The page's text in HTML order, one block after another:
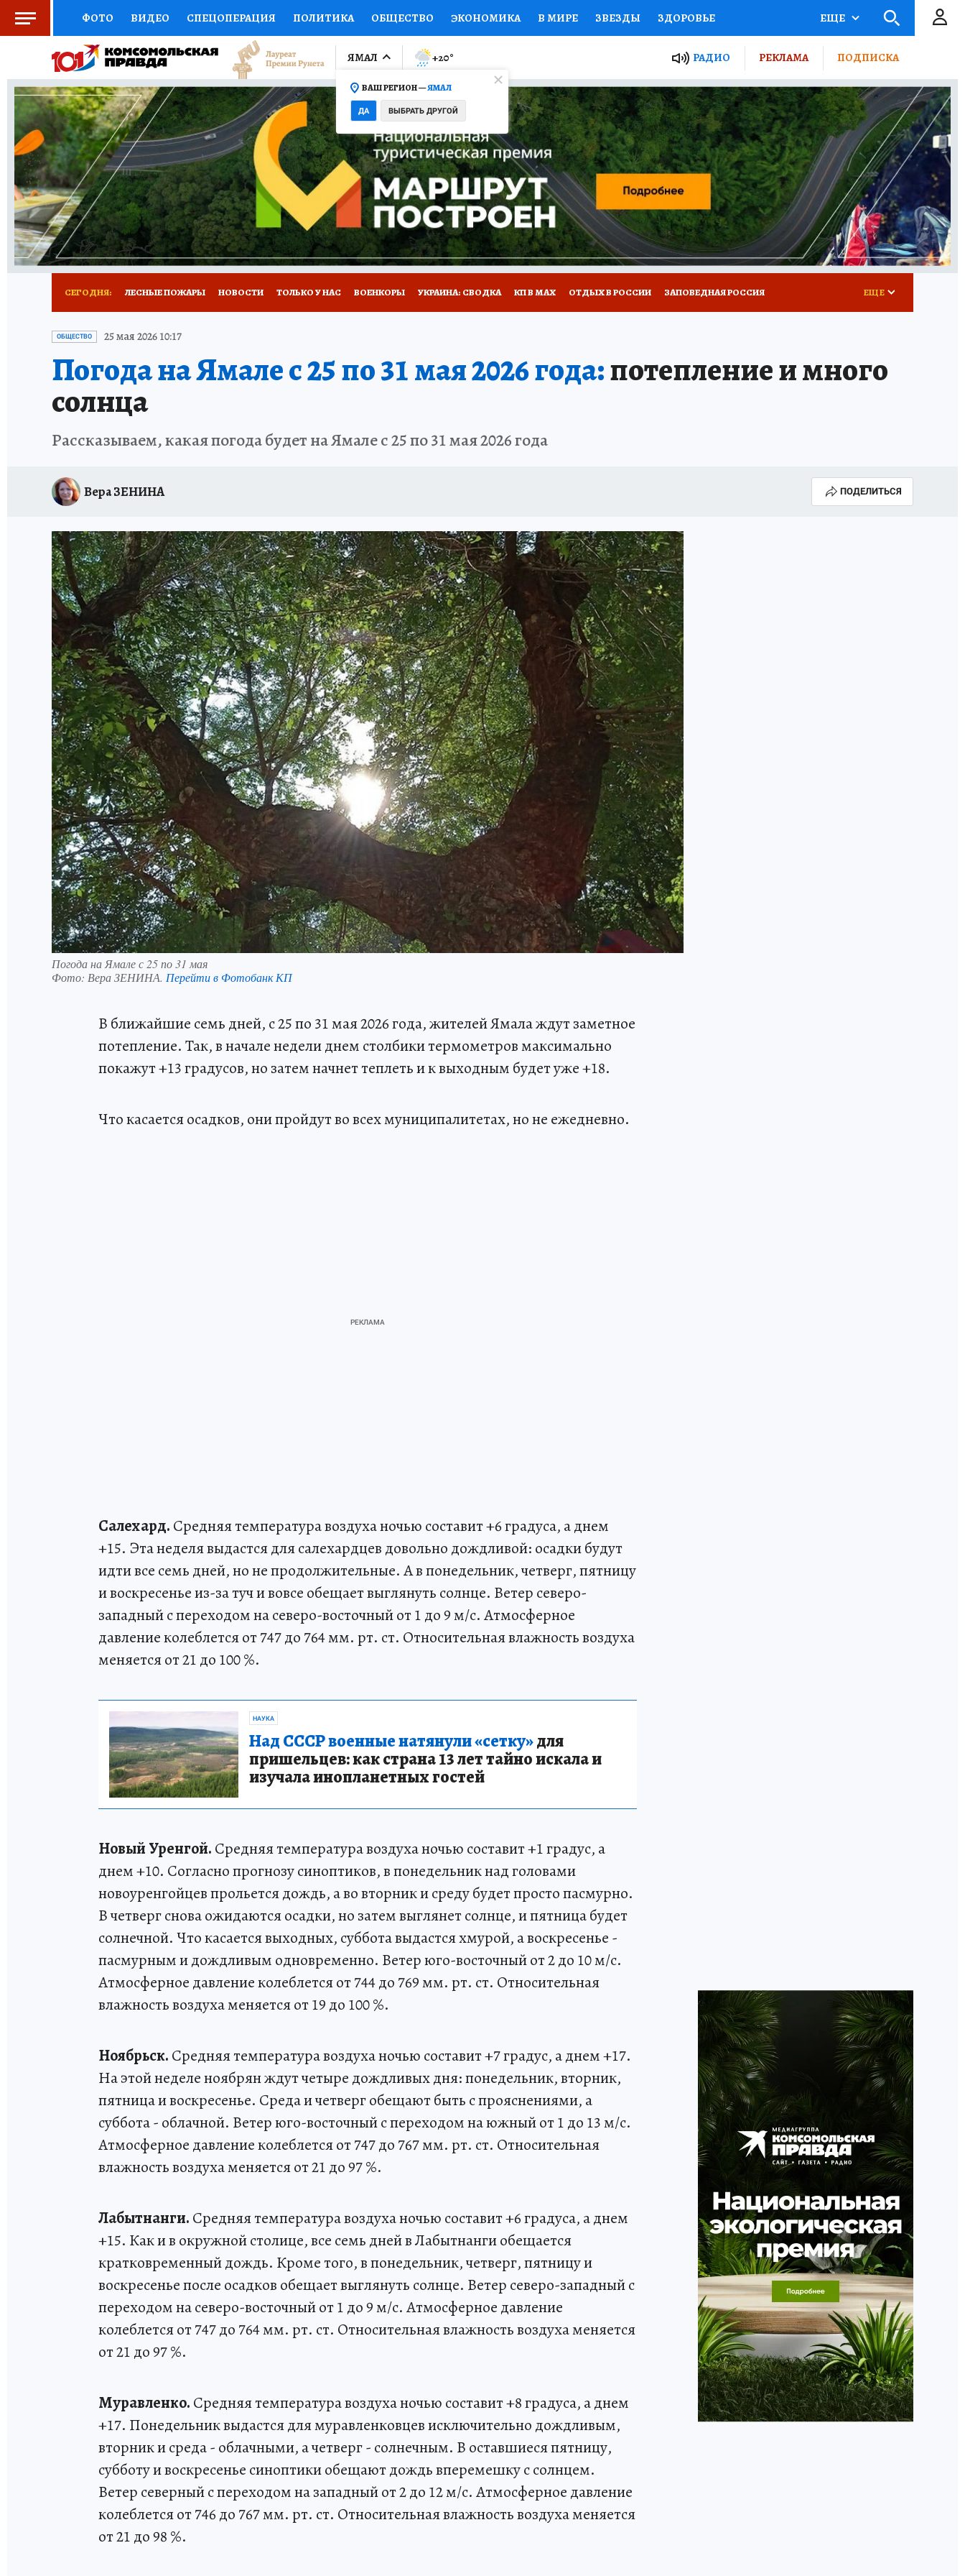
ФОТО ВИДЕО СПЕЦОПЕРАЦИЯ ПОЛИТИКА ОБЩЕСТВО ЭКОНОМИКА В МИРЕ ЗВЕЗДЫ ЗДОРОВЬЕ
СОЦПОДДЕРЖКА НАУКА СПОРТ КОЛУМНИСТЫ ПРОИСШЕСТВИЯ НАЦИОНАЛЬНЫЕ ПРОЕКТЫ РОССИИ
ВЫБОР ЭКСПЕРТОВ ДОКТОР ФИНАНСЫ ОТКРЫВАЕМ МИР СЕМЬЯ ЖЕНСКИЕ СЕКРЕТЫ ПУТЕВОДИТЕЛЬ
КНИЖНАЯ ПОЛКА ПРОГНОЗЫ НА СПОРТ ПРОМОКОДЫ СЕРИАЛЫ СПЕЦПРОЕКТЫ ДЕФИЦИТ ЖЕЛЕЗА ТУРИЗМ
ПРЕСС-ЦЕНТР НЕДВИЖИМОСТЬ ТЕЛЕВИЗОР КОЛЛЕКЦИИ КОНКУРСЫ РАБОТА У НАС ГИД ПОТРЕБИТЕЛЯ ВСЕ О КП
РАДИО КП РЕКЛАМА ТЕСТЫ НОВОЕ НА САЙТЕ
ЕЩЕ
ЯМАЛ
ВАШ РЕГИОН —ЯМАЛ
ДА ВЫБРАТЬ ДРУГОЙ
+20° РАДИО РЕКЛАМА ПОДПИСКА
СЕГОДНЯ: ЛЕСНЫЕ ПОЖАРЫ НОВОСТИ ТОЛЬКО У НАС ВОЕНКОРЫ УКРАИНА: СВОДКА КП В МАХ ОТДЫХ В РОССИИ ЗАПОВЕДНАЯ РОССИЯ
ПРОИСШЕСТВИЯ
ЕЩЕ
ОБЩЕСТВО 25 мая 2026 10:17
Погода на Ямале с 25 по 31 мая 2026 года:потепление и много
солнца
Рассказываем, какая погода будет на Ямале с 25 по 31 мая 2026 года
Вера ЗЕНИНА ПОДЕЛИТЬСЯ
Погода на Ямале с 25 по 31 мая
Фото: Вера ЗЕНИНА. Перейти в Фотобанк КП
В ближайшие семь дней, с 25 по 31 мая 2026 года, жителей Ямала ждут заметное
потепление. Так, в начале недели днем столбики термометров максимально
покажут +13 градусов, но затем начнет теплеть и к выходным будет уже +18.
Что касается осадков, они пройдут во всех муниципалитетах, но не ежедневно.
Салехард. Средняя температура воздуха ночью составит +6 градуса, а днем
+15. Эта неделя выдастся для салехардцев довольно дождливой: осадки будут
идти все семь дней, но не продолжительные. А в понедельник, четверг, пятницу
и воскресенье из-за туч и вовсе обещает выглянуть солнце. Ветер северо-
западный с переходом на северо-восточный от 1 до 9 м/с. Атмосферное
давление колеблется от 747 до 764 мм. рт. ст. Относительная влажность воздуха
меняется от 21 до 100 %.
НАУКА
Над СССР военные натянули «сетку»для
пришельцев: как страна 13 лет тайно искала и
изучала инопланетных гостей
Новый Уренгой. Средняя температура воздуха ночью составит +1 градус, а
днем +10. Согласно прогнозу синоптиков, в понедельник над головами
новоуренгойцев прольется дождь, а во вторник и среду будет просто пасмурно.
В четверг снова ожидаются осадки, но затем выглянет солнце, и пятница будет
солнечной. Что касается выходных, суббота выдастся хмурой, а воскресенье -
пасмурным и дождливым одновременно. Ветер юго-восточный от 2 до 10 м/с.
Атмосферное давление колеблется от 744 до 769 мм. рт. ст. Относительная
влажность воздуха меняется от 19 до 100 %.
Ноябрьск. Средняя температура воздуха ночью составит +7 градус, а днем +17.
На этой неделе ноябрян ждут четыре дождливых дня: понедельник, вторник,
пятница и воскресенье. Среда и четверг обещают быть с прояснениями, а
суббота - облачной. Ветер юго-восточный с переходом на южный от 1 до 13 м/с.
Атмосферное давление колеблется от 747 до 767 мм. рт. ст. Относительная
влажность воздуха меняется от 21 до 97 %.
Лабытнанги. Средняя температура воздуха ночью составит +6 градуса, а днем
+15. Как и в окружной столице, все семь дней в Лабытнанги обещается
кратковременный дождь. Кроме того, в понедельник, четверг, пятницу и
воскресенье после осадков обещает выглянуть солнце. Ветер северо-западный с
переходом на северо-восточный от 1 до 9 м/с. Атмосферное давление
колеблется от 747 до 764 мм. рт. ст. Относительная влажность воздуха меняется
от 21 до 97 %.
Муравленко. Средняя температура воздуха ночью составит +8 градуса, а днем
+17. Понедельник выдастся для муравленковцев исключительно дождливым,
вторник и среда - облачными, а четверг - солнечным. В оставшиеся пятницу,
субботу и воскресенье синоптики обещают дождь вперемешку с солнцем.
Ветер северный с переходом на западный от 2 до 12 м/с. Атмосферное давление
колеблется от 746 до 767 мм. рт. ст. Относительная влажность воздуха меняется
от 21 до 98 %.